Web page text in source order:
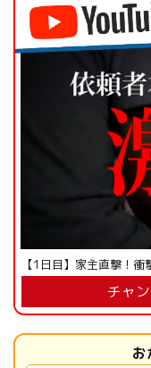
【1日目】家主直撃！
チャ
お